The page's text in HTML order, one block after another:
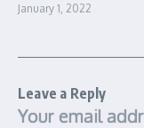
January 1, 2022
Leave a Reply
Your email